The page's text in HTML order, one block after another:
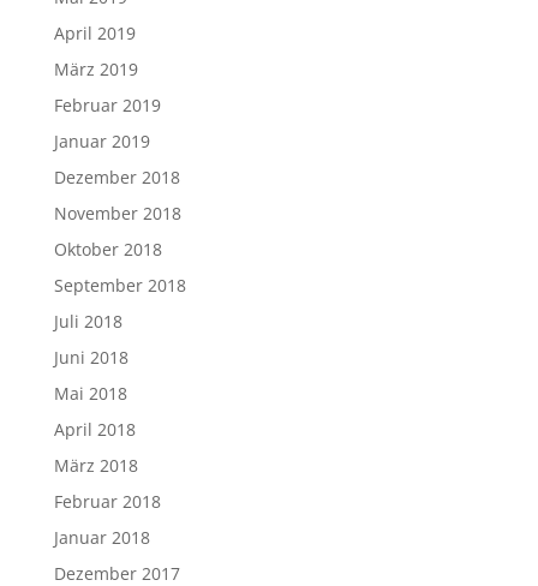
April 2019
März 2019
Februar 2019
Januar 2019
Dezember 2018
November 2018
Oktober 2018
September 2018
Juli 2018
Juni 2018
Mai 2018
April 2018
März 2018
Februar 2018
Januar 2018
Dezember 2017